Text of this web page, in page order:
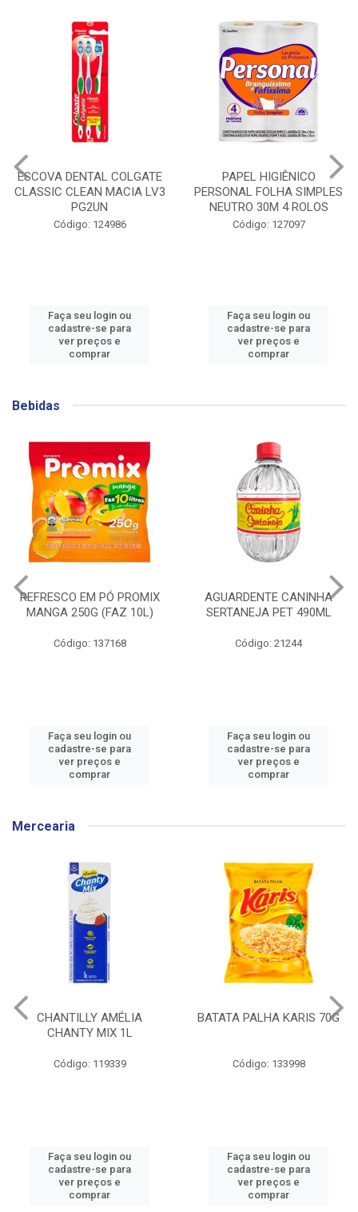
PAPEL HIGIÊNICO
PERSONAL FOLHA SIMPLES
NEUTRO 30M 4 ROLOS
Código: 127097
Faça seu login ou
cadastre-se para
ver preços e
comprar
DESODORANTE AEROSSOL
ABOVE CANDY 90G/150ML
Código: 136640
Faça seu login ou
cadastre-se para
ver preços e
comprar
Bebidas
REFRESCO EM PÓ PROMIX
MANGA 250G (FAZ 10L)
Código: 137168
Faça seu login ou
cadastre-se para
ver preços e
comprar
AGUARDENTE CANINHA
SERTANEJA PET 490ML
Código: 21244
Faça seu login ou
cadastre-se para
ver preços e
comprar
Mercearia
CHANTILLY AMÉLIA
CHANTY MIX 1L
Código: 119339
Faça seu login ou
cadastre-se para
ver preços e
comprar
BATATA PALHA KARIS 70G
Código: 133998
Faça seu login ou
cadastre-se para
ver preços e
comprar